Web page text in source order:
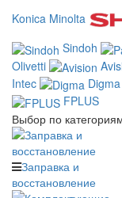
Konica Minolta
Sindoh
Olivetti
Intec
Digma
FPLUS
Выбор по
Заправка и
восстановление